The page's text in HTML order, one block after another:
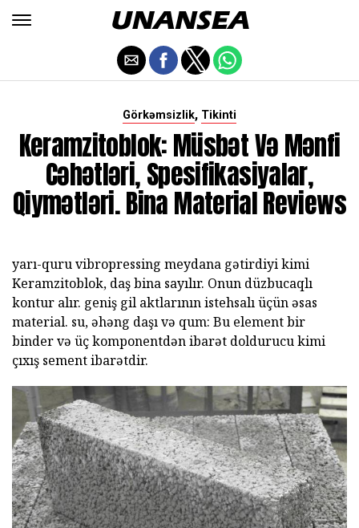
Görkəmsizlik, Tikinti
Keramzitoblok: Müsbət Və Mənfi
Cəhətləri, Spesifikasiyalar,
Qiymətləri. Bina Material Reviews
yarı-quru vibropressing meydana gətirdiyi kimi
Keramzitoblok, daş bina sayılır. Onun düzbucaqlı
kontur alır. geniş gil aktlarının istehsalı üçün əsas
material. su, əhəng daşı və qum: Bu element bir
binder və üç komponentdən ibarət doldurucu kimi
çıxış sement ibarətdir.